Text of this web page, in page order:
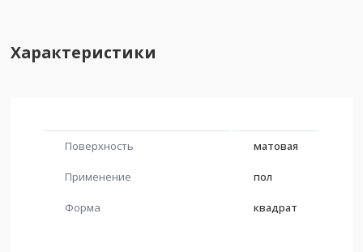
Характеристики
Поверхность матовая
Применение пол
Форма квадрат